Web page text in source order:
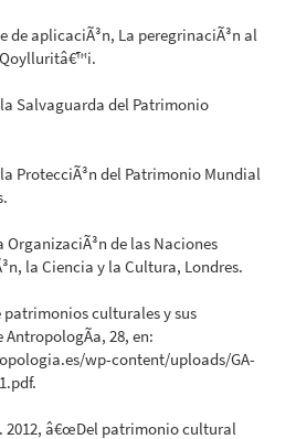
de aplicaciÃ³n, La peregrinaciÃ³n al
Salvaguarda del Patrimonio
ProtecciÃ³n del Patrimonio Mundial
OrganizaciÃ³n de las Naciones
la Ciencia y la Cultura, Londres.
patrimonios culturales y sus
AntropologÃ­a, 28, en:
wp-content/uploads/GA-
2012, â€œDel patrimonio cultural